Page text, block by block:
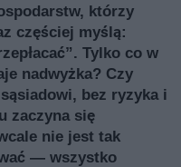
którzy
częściej myślą:
Tylko co w
nadwyżka? Czy
bez ryzyka i
zaczyna się
nie jest tak
— wszystko